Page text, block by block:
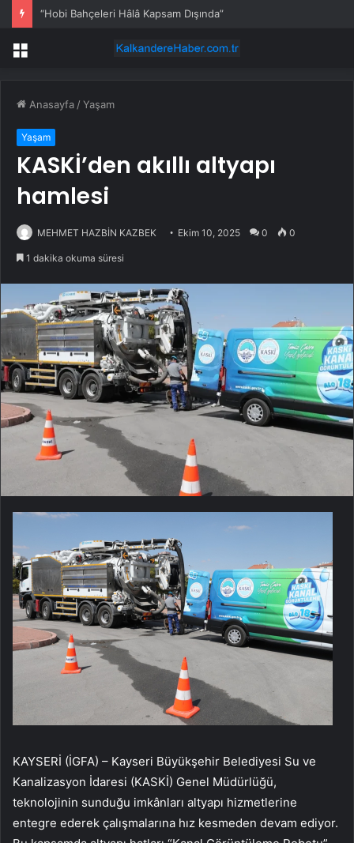
“Hobi Bahçeleri Hâlâ Kapsam Dışında”
Menü
Anasayfa /Yaşam
Yaşam
KASKİ’den akıllı altyapı
hamlesi
MEHMET HAZBİN KAZBEK Ekim 10, 2025 0 0
1 dakika okuma süresi
KAYSERİ (İGFA) – Kayseri Büyükşehir Belediyesi Su ve
Kanalizasyon İdaresi (KASKİ) Genel Müdürlüğü,
teknolojinin sunduğu imkânları altyapı hizmetlerine
entegre ederek çalışmalarına hız kesmeden devam ediyor.